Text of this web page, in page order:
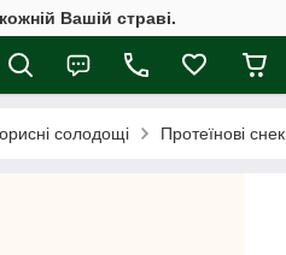
Вашій страві.
солодощі Протеїнові